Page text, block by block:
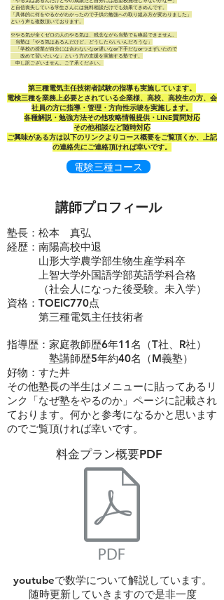
と自信喪失している学生さんには無料相談だけでも効果てきめんです。
「具体的に何をやるかがわかったので子供の勉強への取り組み方が変わりました」
という声も複数頂いております。
※やる気が全くゼロの人のやる気は、残念ながら当塾でも喚起できません。
当塾は「やる気はあるんだけど、どうしたらいいんだろうな」
「学校の授業が自分には合わないなor遅いなor下手だなorつまずいたので
改めて習いたいな」という方の支援を実施する塾です。
申し訳ございません。ご了承ください。
​第三種電気主任技術者試験の指導も実施しています。
電検三種を業務上必要とされている企業様、高校、高校生の方、会
社員の方に指導・管理・方向性示唆を実施します。
各種解説・勉強方法その他攻略情報提供・LINE質問対応
​その他相談など随時対応
​ご興味がある方は以下のリンクよりコース概要をご覧頂くか、上記
の連絡先にご連絡頂ければ幸いです。
電験三種コース
講師プロフィール
塾長：松本 真弘
経歴：南陽高校中退
山形大学農学部生物生産学科卒
上智大学外国語学部英語学科合格
（社会人になった後受験。未入学）
資格：TOEIC770点
​ 第三種電気主任技術者
指導歴：家庭教師歴6年11名（T社、R社）
​ 塾講師歴5年約40名（M義塾）
​好物：すた丼
その他塾長の半生はメニューに貼ってあるリ
ンク「なぜ塾をやるのか」ページに記載され
ております。何かと参考になるかと思います
のでご覧頂ければ幸いです。
​料金プラン概要PDF
youtubeで数学について解説しています。
​随時更新していきますので是非一度